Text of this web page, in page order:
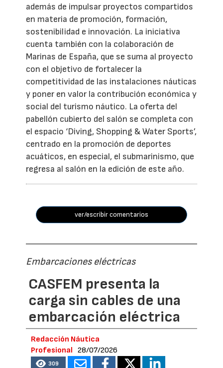
además de impulsar proyectos compartidos
en materia de promoción, formación,
sostenibilidad e innovación. La iniciativa
cuenta también con la colaboración de
Marinas de España, que se suma al proyecto
con el objetivo de fortalecer la
competitividad de las instalaciones náuticas
y poner en valor la contribución económica y
social del turismo náutico. La oferta del
pabellón cubierto del salón se completa con
el espacio ‘Diving, Shopping & Water Sports’,
centrado en la promoción de deportes
acuáticos, en especial, el submarinismo, que
regresa al salón en la edición de este año.
ver/escribir comentarios
Embarcaciones eléctricas
CASFEM presenta la
carga sin cables de una
embarcación eléctrica
Redacción Náutica
Profesional
28/07/2026
309